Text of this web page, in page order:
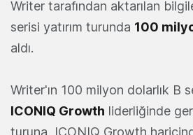
Writer tarafından aktarılan
serisi yatırım turunda 100
aldı.
Writer'ın 100 milyon dolarlık B
ICONIQ Growth liderliğinde
turuna, ICONIQ Growth